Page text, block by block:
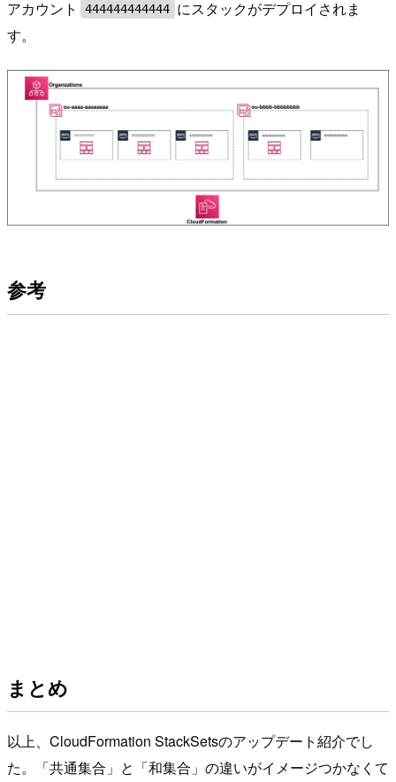
アカウント 444444444444 にスタックがデプロイされま
す。
参考
まとめ
以上、CloudFormation StackSetsのアップデート紹介でし
た。「共通集合」と「和集合」の違いがイメージつかなくて